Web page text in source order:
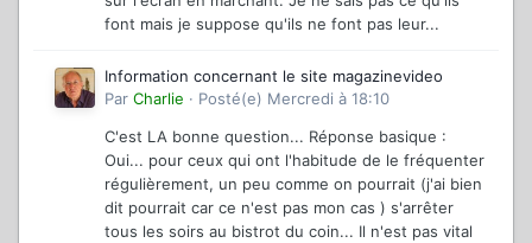
font mais je suppose qu'ils ne font pas leur...
Information concernant le site magazinevideo
Par Charlie · Posté(e) Mercredi à 18:10
C'est LA bonne question... Réponse basique :
Oui... pour ceux qui ont l'habitude de le fréquenter
régulièrement, un peu comme on pourrait (j'ai bien
dit pourrait car ce n'est pas mon cas ) s'arrêter
tous les soirs au bistrot du coin... Il n'est pas vital